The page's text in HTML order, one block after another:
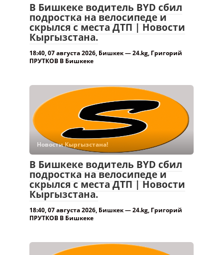
В Бишкеке водитель BYD сбил
подростка на велосипеде и
скрылся с места ДТП | Новости
Кыргызстана.
18:40, 07 августа 2026, Бишкек — 24.kg, Григорий
ПРУТКОВ В Бишкеке
Новости Кыргызстана!
В Бишкеке водитель BYD сбил
подростка на велосипеде и
скрылся с места ДТП | Новости
Кыргызстана.
18:40, 07 августа 2026, Бишкек — 24.kg, Григорий
ПРУТКОВ В Бишкеке